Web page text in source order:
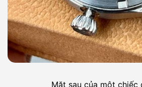
Mặt sau của một chiếc